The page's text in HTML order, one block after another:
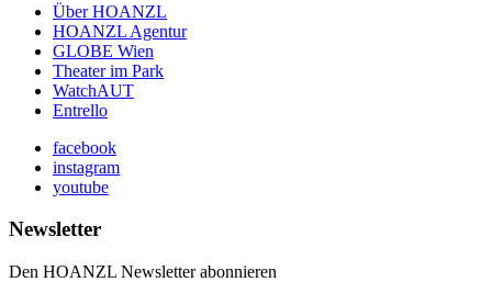
Über HOANZL
HOANZL Agentur
GLOBE Wien
Theater im Park
WatchAUT
Entrello
facebook
instagram
youtube
Newsletter
Den HOANZL Newsletter abonnieren